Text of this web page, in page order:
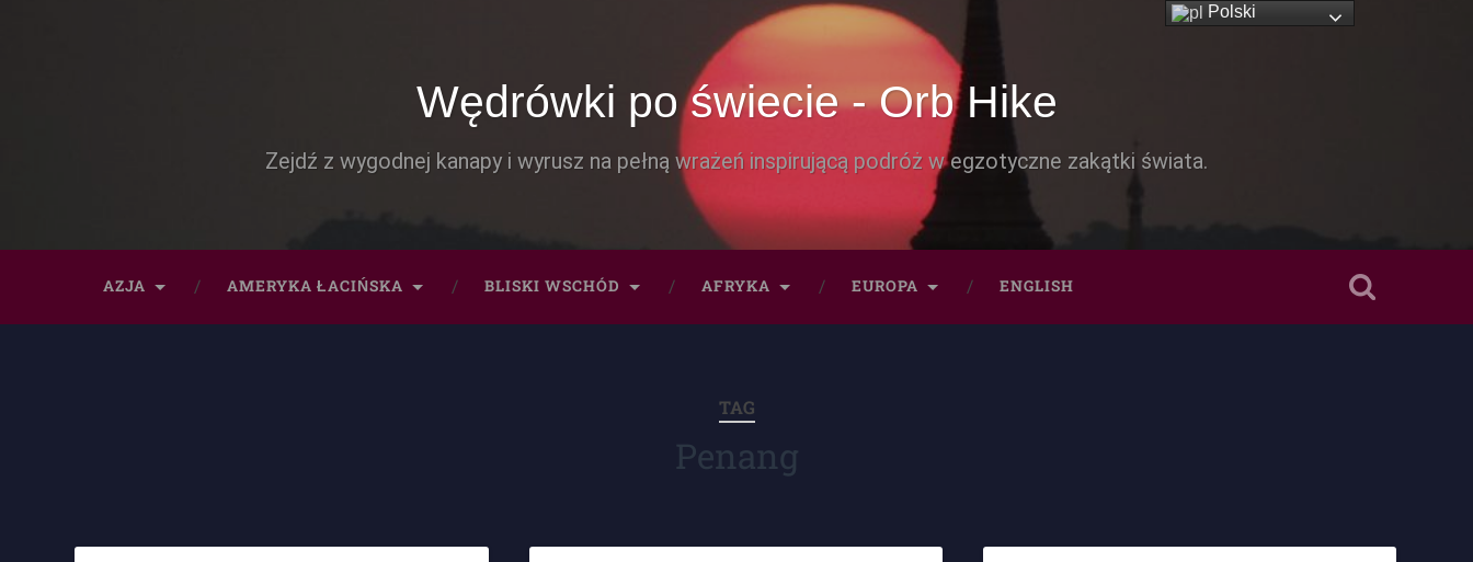
Wędrówki po świecie - Orb Hike
Zejdź z wygodnej kanapy i wyrusz na pełną wrażeń inspirującą podróż w egzotyczne zakątki świata.
AZJA AMERYKA ŁACIŃSKA BLISKI WSCHÓD AFRYKA EUROPA ENGLISH
TAG
Penang
Polski